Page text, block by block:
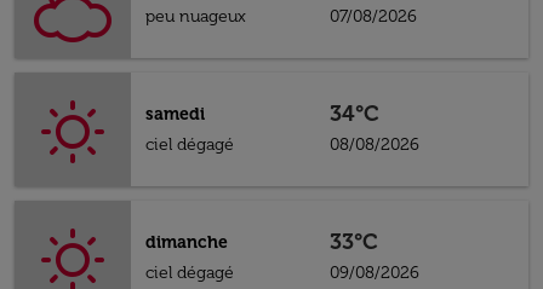
peu nuageux
07/08/2026
samedi
ciel dégagé
34°C
08/08/2026
dimanche
ciel dégagé
33°C
09/08/2026